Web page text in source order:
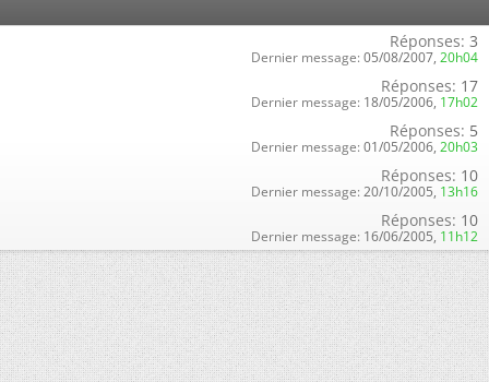
Réponses: 3
Dernier message: 05/08/2007, 20h04
Réponses: 17
Dernier message: 18/05/2006, 17h02
Réponses: 5
Dernier message: 01/05/2006, 20h03
Réponses: 10
Dernier message: 20/10/2005, 13h16
Réponses: 10
Dernier message: 16/06/2005, 11h12